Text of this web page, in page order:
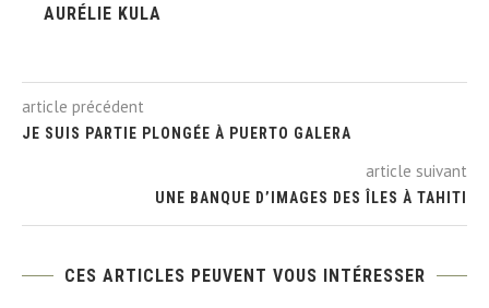
AURÉLIE KULA
article précédent
JE SUIS PARTIE PLONGÉE À PUERTO GALERA
article suivant
UNE BANQUE D’IMAGES DES ÎLES À TAHITI
CES ARTICLES PEUVENT VOUS INTÉRESSER